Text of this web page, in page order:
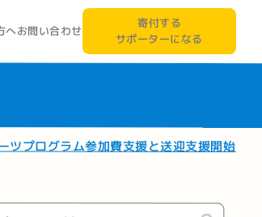
へお問い合わせ
寄付する
サポーターになる
ツプログラム参加費支援と送迎支援開始